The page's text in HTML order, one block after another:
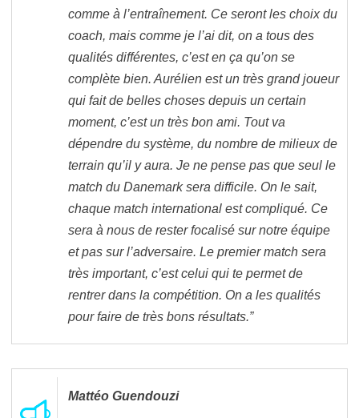
comme à l’entraînement. Ce seront les choix du
coach, mais comme je l’ai dit, on a tous des
qualités différentes, c’est en ça qu’on se
complète bien. Aurélien est un très grand joueur
qui fait de belles choses depuis un certain
moment, c’est un très bon ami. Tout va
dépendre du système, du nombre de milieux de
terrain qu’il y aura. Je ne pense pas que seul le
match du Danemark sera difficile. On le sait,
chaque match international est compliqué. Ce
sera à nous de rester focalisé sur notre équipe
et pas sur l’adversaire. Le premier match sera
très important, c’est celui qui te permet de
rentrer dans la compétition. On a les qualités
pour faire de très bons résultats.”
Mattéo Guendouzi